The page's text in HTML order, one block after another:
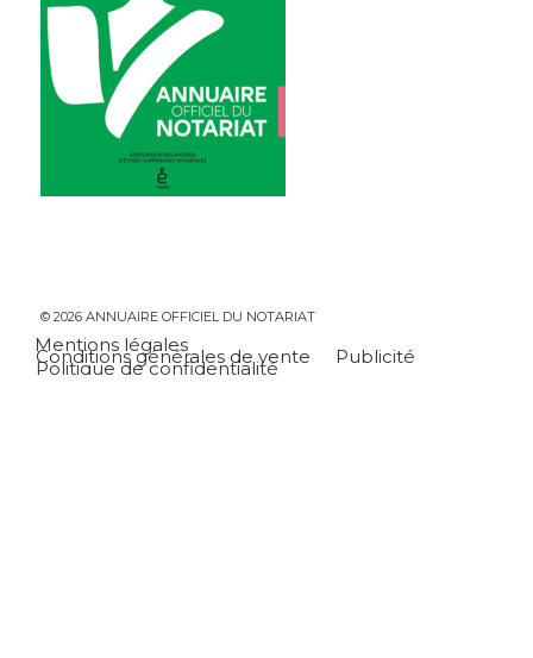
© 2026 ANNUAIRE OFFICIEL DU NOTARIAT
Mentions légales
Conditions générales de vente Publicité
Politique de confidentialité